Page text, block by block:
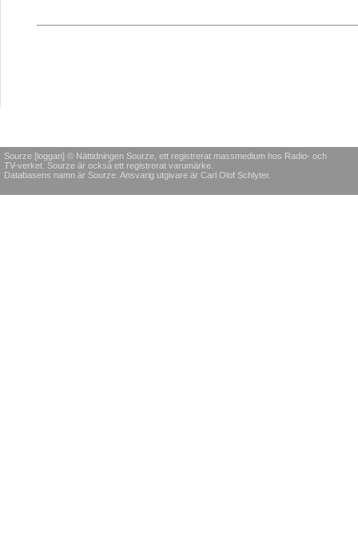
Sourze [loggan] © Nättidningen Sourze, ett registrerat massmedium hos Radio- och
TV-verket. Sourze är också ett registrerat varumärke.
Databasens namn är Sourze. Ansvarig utgivare är Carl Olof Schlyter.